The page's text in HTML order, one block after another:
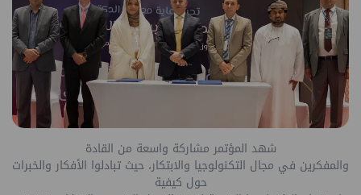
شهد المؤتمر مشاركة واسعة من القادة
والمفكرين في مجال التكنولوجيا والابتكار، حيث تبادلوا الأفكار والخبرات
حول كيفية